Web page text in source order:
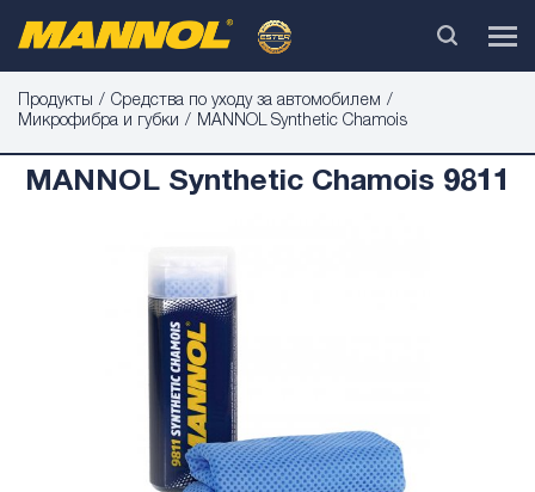
Продукты
Средства по уходу за автомобилем
Микрофибра и губки
MANNOL Synthetic Chamois
MANNOL Synthetic Chamois 9811